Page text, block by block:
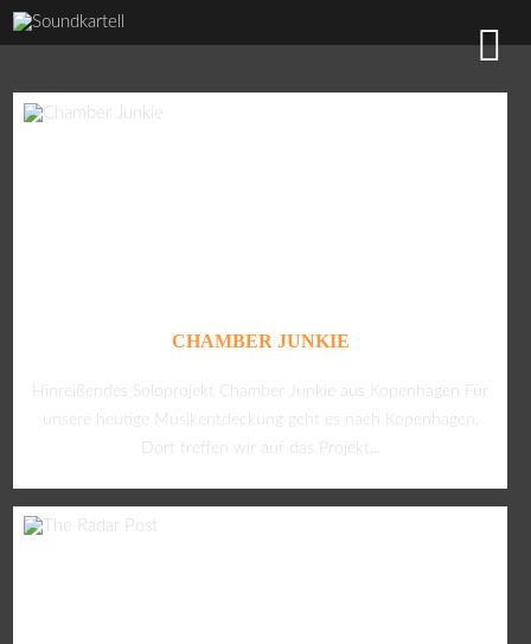
CHAMBER JUNKIE
Hinreißendes Soloprojekt Chamber Junkie aus Kopenhagen Für
unsere heutige Musikentdeckung geht es nach Kopenhagen.
Dort treffen wir auf das Projekt...